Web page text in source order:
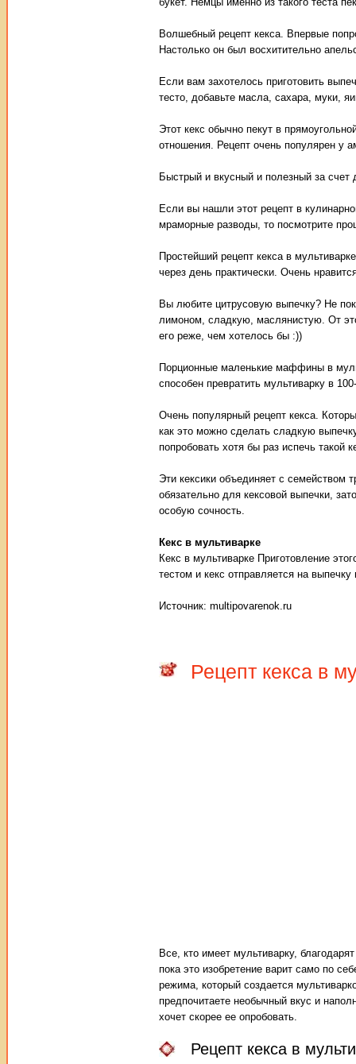
Волшебный рецепт кекса. Впервые
Настолько он был восхитительно
Если вам захотелось приготовить
тесто, добавьте масла, сахара, муки,
Этот кекс обычно пекут в
отношения. Рецепт очень популярен у
Быстрый и вкусный и полезный за счет
Если вы нашли этот рецепт в
мраморные разводы, то посмотрите
Простейший рецепт кекса в
через день практически. Очень
Вы любите цитрусовую выпечку? Не
лимоном, сладкую, маслянистую. От
его реже, чем хотелось бы :))
Порционные маленькие маффины в
способен превратить мультиварку в
Очень популярный рецепт кекса.
как это можно сделать сладкую
попробовать хотя бы раз испечь такой
Эти кексики объединяет с семейством
обязательно для кексовой выпечки,
особую сочность.
Кекс в мультиварке
Кекс в мультиварке Приготовление
тестом и кекс отправляется на
Источник: multipovarenok.ru
Рецепт кекса в
Все, кто имеет мультиварку,
пока это изобретение варит само по
режима, который создается
предпочитаете необычный вкус и
хочет скорее ее опробовать.
Рецепт кекса в